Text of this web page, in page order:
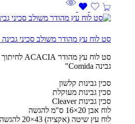
סט לוח עץ מהודר משולב סכיני גבינה
גבינה Comida"
סכין גבינות קלשון
סכין גבינות מעוקלת
סכין גבינות Cleaver
לוח אבן 20×16 ס"מ להגשה
לוח עץ שיטה (אקציה) 43×20 להגשה